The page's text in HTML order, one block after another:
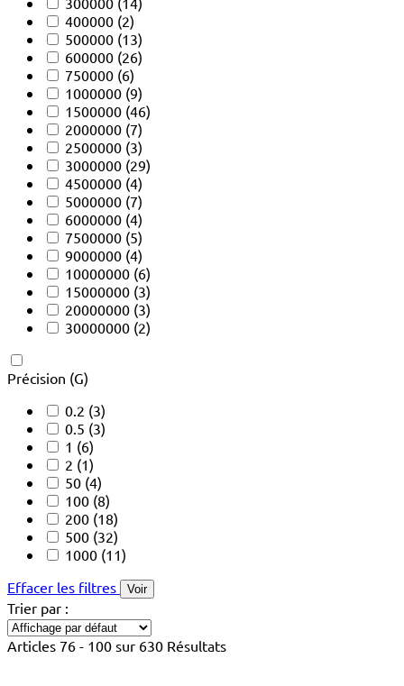
400000 (2)
500000 (13)
600000 (26)
750000 (6)
1000000 (9)
1500000 (46)
2000000 (7)
2500000 (3)
3000000 (29)
4500000 (4)
5000000 (7)
6000000 (4)
7500000 (5)
9000000 (4)
10000000 (6)
15000000 (3)
20000000 (3)
30000000 (2)
Précision (G)
0.2 (3)
0.5 (3)
1 (6)
2 (1)
50 (4)
100 (8)
200 (18)
500 (32)
1000 (11)
Effacer les filtres
Voir
Trier par :
Articles 76 - 100 sur 630 Résultats